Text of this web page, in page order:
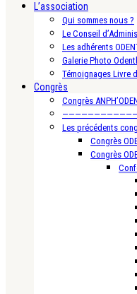
L’association
Qui sommes nous ?
Le Conseil
Les adhérents
Galerie Photo
Témoignages Livre
Congrès
Congrès
Les précédents
Congrès
Congrès